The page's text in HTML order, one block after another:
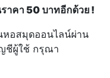
าคา 50 บาทอีกด้วย !
หอสมุดออนไลน์ผ่าน
ชีผู้ใช้ กรุณา